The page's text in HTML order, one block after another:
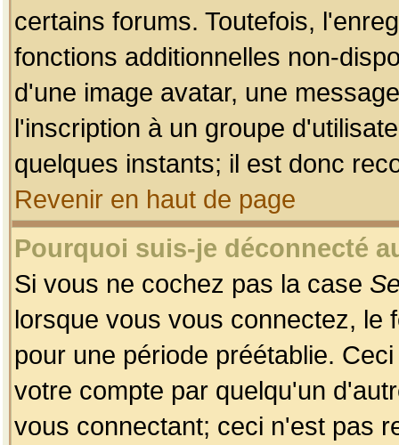
certains forums. Toutefois,
fonctions additionnelles non-
d'une image avatar, une
l'inscription à un groupe
quelques instants; il est donc
Revenir en haut de page
Pourquoi suis-je déconnecté
Si vous ne cochez pas la case
lorsque vous vous connectez, le
pour une période préétablie.
votre compte par quelqu'un
vous connectant; ceci n'est pas